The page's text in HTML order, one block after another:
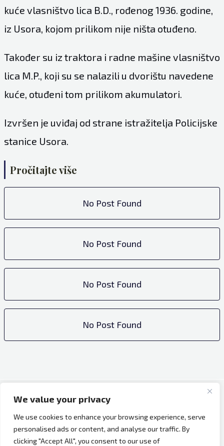
We value your privacy
We use cookies to enhance your browsing experience, serve
personalised ads or content, and analyse our traffic. By
clicking "Accept All", you consent to our use of
kuće vlasništvo lica B.D., rođenog 1936. godine,
iz Usora, kojom prilikom nije ništa otuđeno.
Također su iz traktora i radne mašine vlasništvo
lica M.P., koji su se nalazili u dvorištu navedene
kuće, otuđeni tom prilikom akumulatori.
Izvršen je uviđaj od strane istražitelja Policijske
stanice Usora.
Pročitajte više
No Post Found
No Post Found
No Post Found
No Post Found
Copyright © 2026 Bh Dijaspora.
O nama
Marketing